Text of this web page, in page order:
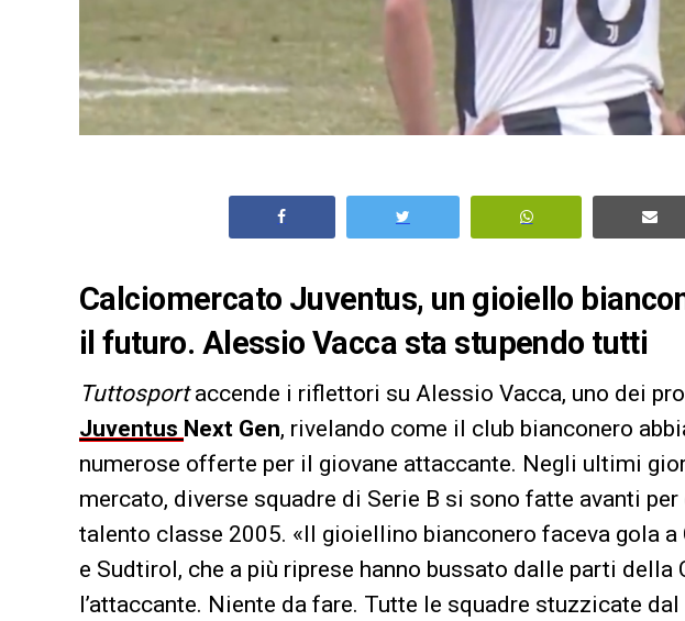
Calciomercato Juventus, un gioiello
il futuro. Alessio Vacca sta stupendo tutti
Tuttosportaccende i riflettori su Alessio Vacca, uno dei
Juventus Next Gen, rivelando come il club bianconero
numerose offerte per il giovane attaccante. Negli ultimi
mercato, diverse squadre di Serie B si sono fatte avanti
talento classe 2005. «Il gioiellino bianconero faceva gola a
e Sudtirol, che a più riprese hanno bussato dalle parti della
l’attaccante. Niente da fare. Tutte le squadre stuzzicate